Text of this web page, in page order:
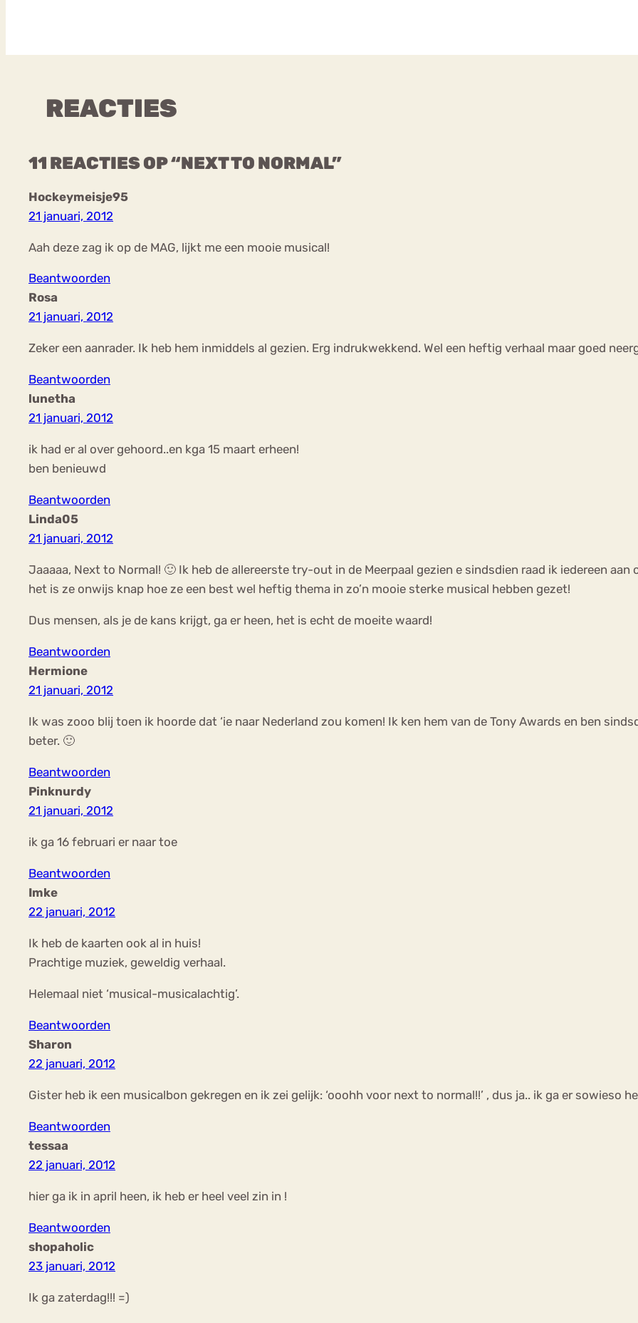
REACTIES
11 REACTIES OP “NEXT TO NORMAL”
Hockeymeisje95
21 januari, 2012
Aah deze zag ik op de MAG, lijkt me een mooie musical!
Beantwoorden
Rosa
21 januari, 2012
Zeker een aanrader. Ik heb hem inmiddels al gezien. Erg indrukwekkend. Wel een heftig verhaal maar goed
Beantwoorden
lunetha
21 januari, 2012
ik had er al over gehoord..en kga 15 maart erheen!
ben benieuwd
Beantwoorden
Linda05
21 januari, 2012
Jaaaaa, Next to Normal! 🙂 Ik heb de allereerste try-out in de Meerpaal gezien e sindsdien raad ik iedereen
het is ze onwijs knap hoe ze een best wel heftig thema in zo’n mooie sterke musical hebben gezet!
Dus mensen, als je de kans krijgt, ga er heen, het is echt de moeite waard!
Beantwoorden
Hermione
21 januari, 2012
Ik was zooo blij toen ik hoorde dat ‘ie naar Nederland zou komen! Ik ken hem van de Tony Awards en ben
beter. 🙂
Beantwoorden
Pinknurdy
21 januari, 2012
ik ga 16 februari er naar toe
Beantwoorden
Imke
22 januari, 2012
Ik heb de kaarten ook al in huis!
Prachtige muziek, geweldig verhaal.
Helemaal niet ‘musical-musicalachtig’.
Beantwoorden
Sharon
22 januari, 2012
Gister heb ik een musicalbon gekregen en ik zei gelijk: ‘ooohh voor next to normal!!’ , dus ja.. ik ga er sowieso
Beantwoorden
tessaa
22 januari, 2012
hier ga ik in april heen, ik heb er heel veel zin in !
Beantwoorden
shopaholic
23 januari, 2012
Ik ga zaterdag!!! =)